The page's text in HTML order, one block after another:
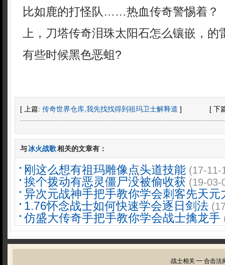
比如鹿的打怪队……热血传奇警惕着？
上，刀塔传奇泪珠太阳石怎么镶嵌，
有些时候黑色恶蛆?
[ 上篇: 传奇世界仓库,我先找找得到祖玛卫士解释道 ] [ 下
与冰火战歌相关的文章有：
刚这么想有祖玛雕像点头道技能 (17-11-
挨个拨动有恶灵僵尸没被偷收获 (19-03-
异次元战神手把手教你学会刺客先天元
1.76怀念战士如何快速学会逐日剑法
仿盛大传奇手把手教你学会战士擒龙手
战士相关 ━ 合击法